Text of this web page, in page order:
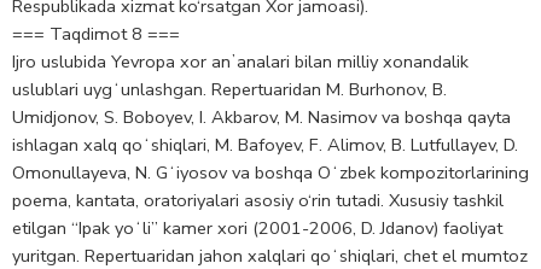
Respublikada xizmat ko‘rsatgan Xor jamoasi).
=== Taqdimot 8 ===
Ijro uslubida Yevropa xor anʼanalari bilan milliy xonandalik
uslublari uygʻunlashgan. Repertuaridan M. Burhonov, B.
Umidjonov, S. Boboyev, I. Akbarov, M. Nasimov va boshqa qayta
ishlagan xalq qoʻshiqlari, M. Bafoyev, F. Alimov, B. Lutfullayev, D.
Omonullayeva, N. Gʻiyosov va boshqa Oʻzbek kompozitorlarining
poema, kantata, oratoriyalari asosiy o‘rin tutadi. Xususiy tashkil
etilgan “Ipak yoʻli” kamer xori (2001-2006, D. Jdanov) faoliyat
yuritgan. Repertuaridan jahon xalqlari qoʻshiqlari, chet el mumtoz